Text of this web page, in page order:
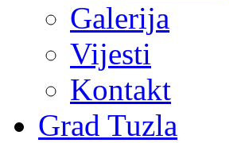
Galerija
Vijesti
Kontakt
Grad Tuzla